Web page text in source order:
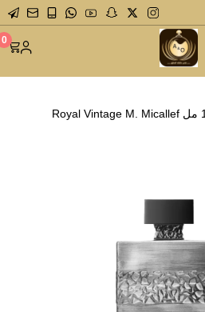
متجر عاشق العطور 0